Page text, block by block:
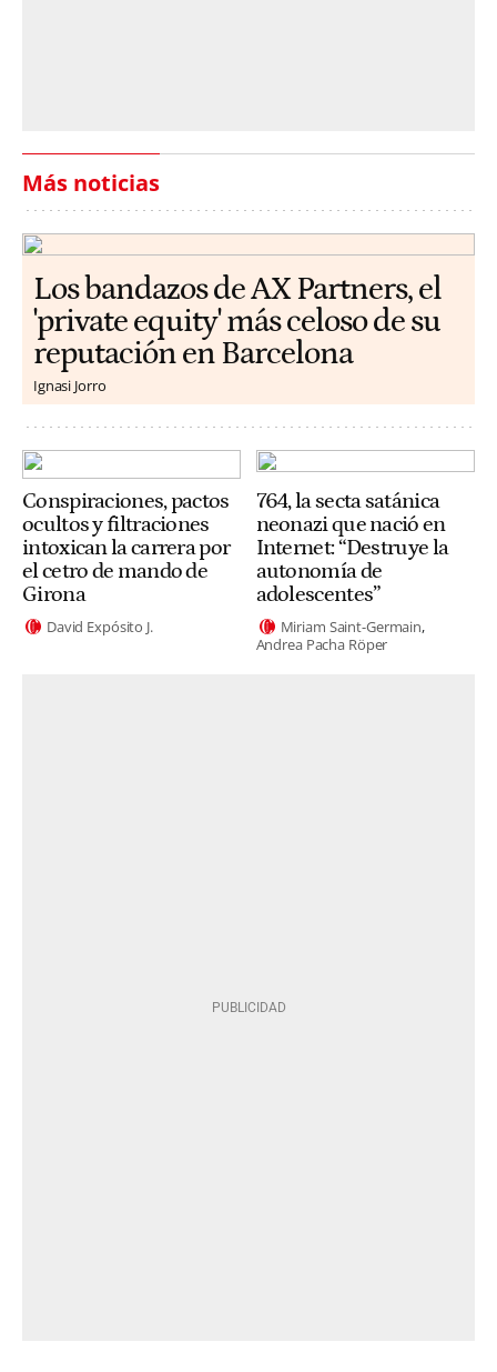
Más noticias
Los bandazos de AX Partners, el
'private equity' más celoso de su
reputación en Barcelona
Ignasi Jorro
Conspiraciones, pactos
ocultos y filtraciones
intoxican la carrera por
el cetro de mando de
Girona
David Expósito J.
764, la secta satánica
neonazi que nació en
Internet: “Destruye la
autonomía de
adolescentes”
Miriam Saint-Germain
Andrea Pacha Röper